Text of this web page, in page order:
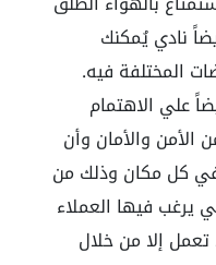
نادي يُمكنك
المختلفة فيه.
علي الاهتمام
الأمن والأمان وأن
في كل مكان وذلك من
يرغب فيها العملاء
تعمل إلا من خلال